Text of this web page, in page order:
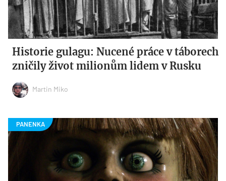
Historie gulagu: Nucené práce v táborech
zničily život milionům lidem v Rusku
Martin Miko